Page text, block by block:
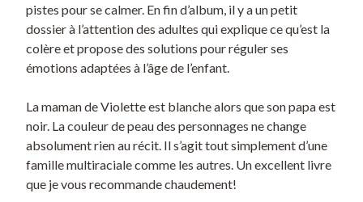
pistes pour se calmer. En fin d’album, il y a un petit
dossier à l’attention des adultes qui explique ce qu’est la
colère et propose des solutions pour réguler ses
émotions adaptées à l’âge de l’enfant.
La maman de Violette est blanche alors que son papa est
noir. La couleur de peau des personnages ne change
absolument rien au récit. Il s’agit tout simplement d’une
famille multiraciale comme les autres. Un excellent livre
que je vous recommande chaudement!